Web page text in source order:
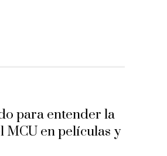
para entender la
en películas y